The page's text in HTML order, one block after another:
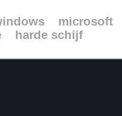
microsoft
harde schijf